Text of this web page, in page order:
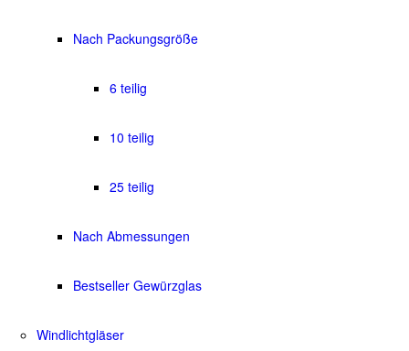
Nach Packungsgröße
6 teilig
10 teilig
25 teilig
Nach Abmessungen
Bestseller Gewürzglas
Windlichtgläser